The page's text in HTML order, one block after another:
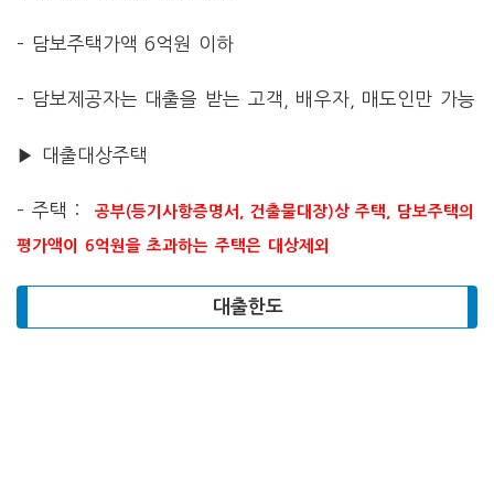
– 담보주택가액 6억원 이하
– 담보제공자는 대출을 받는 고객, 배우자, 매도인만 가능
▶ 대출대상주택
– 주택 : 공부(등기사항증명서, 건출물대장)상 주택, 담보주택의
평가액이 6억원을 초과하는 주택은 대상제외
대출한도